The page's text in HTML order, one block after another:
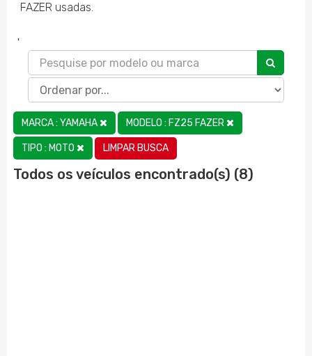
FAZER usadas.
'
MARCA : YAMAHA MODELO : FZ25 FAZER
TIPO : MOTO LIMPAR BUSCA
Todos os veículos encontrado(s) (8)